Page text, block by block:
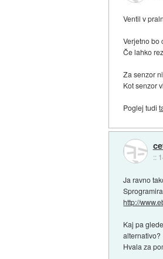
Ventil v
Verjetno bo
Če lahko
Za senzor
Kot senzor
Poglej tudi
::
Ja ravno
http://
Kaj pa
alternativo?
Hvala za